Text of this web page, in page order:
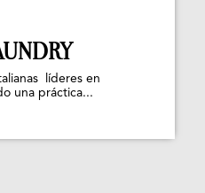
líderes en
una práctica...